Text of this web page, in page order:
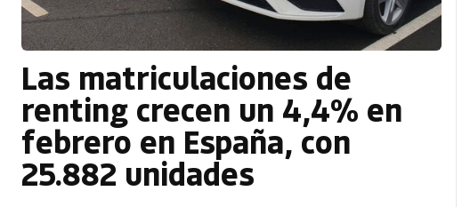
Las matriculaciones de
renting crecen un 4,4% en
febrero en España, con
25.882 unidades